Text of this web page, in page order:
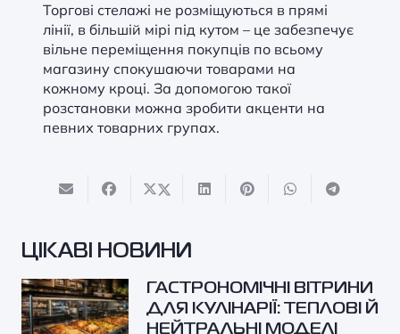
Торгові стелажі не розміщуються в прямі
лінії, в більшій мірі під кутом – це забезпечує
вільне переміщення покупців по всьому
магазину спокушаючи товарами на
кожному кроці. За допомогою такої
розстановки можна зробити акценти на
певних товарних групах.
ЦІКАВІ НОВИНИ
ГАСТРОНОМІЧНІ ВІТРИНИ
ДЛЯ КУЛІНАРІЇ: ТЕПЛОВІ Й
НЕЙТРАЛЬНІ МОДЕЛІ